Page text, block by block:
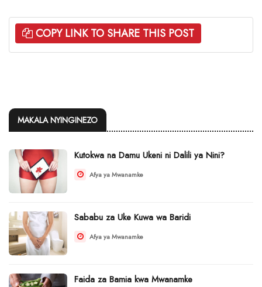
COPY LINK TO SHARE THIS POST
MAKALA NYINGINEZO
Kutokwa na Damu Ukeni ni Dalili ya Nini?
Afya ya Mwanamke
Sababu za Uke Kuwa wa Baridi
Afya ya Mwanamke
Faida za Bamia kwa Mwanamke